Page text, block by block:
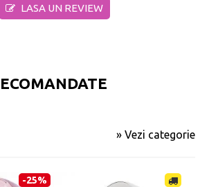
LASA UN REVIEW
» Vezi categorie
-25%